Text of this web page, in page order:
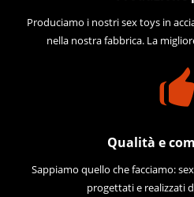
Produciamo i nostri sex toys in
nella nostra fabbrica. La
Qualità e
Sappiamo quello che facciamo:
progettati e realizzati